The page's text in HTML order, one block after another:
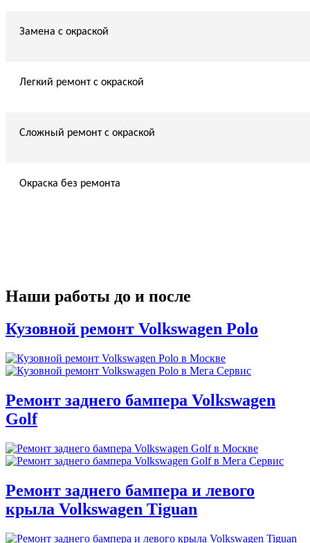
Замена с окраской
Легкий ремонт с окраской
Сложный ремонт с окраской
Окраска без ремонта
Наши работы до и после
Кузовной ремонт Volkswagen Polo
Ремонт заднего бампера Volkswagen
Golf
Ремонт заднего бампера и левого
крыла Volkswagen Tiguan